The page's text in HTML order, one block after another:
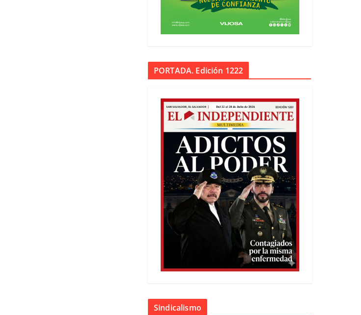
PORTADA. Edición 1222
Sindicalismo